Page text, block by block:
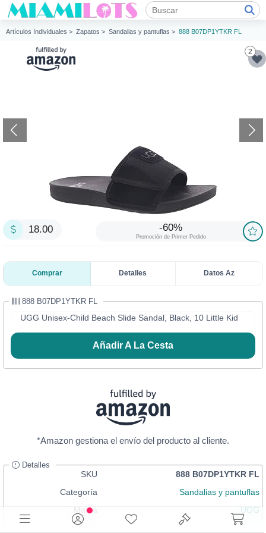
Artículos Individuales > Zapatos > Sandalias y pantuflas > 888 B07DP1YTKR FL
2
18.00 -60%
Promoción de Primer Pedido
Comprar Detalles Datos Az
888 B07DP1YTKR FL
UGG Unisex-Child Beach Slide Sandal, Black, 10 Little Kid
Añadir A La Cesta
*Amazon gestiona el envío del producto al cliente.
Detalles
SKU
888 B07DP1YTKR FL
Categoría
Sandalias y pantuflas
Marca
UGG
10 Little Kid